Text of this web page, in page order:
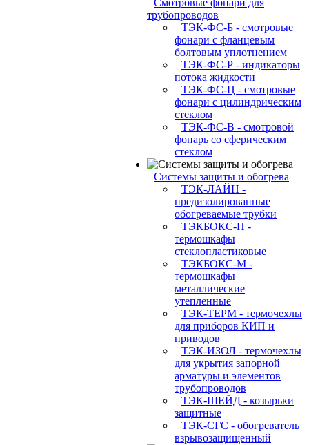
Смотровые фонари для
трубопроводов
ТЭК-ФС-Б - смотровые
фонари с фланцевым
болтовым уплотнением
ТЭК-ФС-Р - индикаторы
потока жидкости
ТЭК-ФС-Ц - смотровые
фонари с цилиндрическим
стеклом
ТЭК-ФС-В - смотровой
фонарь со сферическим
стеклом
Системы защиты и обогрева
ТЭК-ЛАЙН -
предизолированные
обогреваемые трубки
ТЭКБОКС-П -
термошкафы
стеклопластиковые
ТЭКБОКС-М -
термошкафы
металлические
утепленные
ТЭК-ТЕРМ - термочехлы
для приборов КИП и
приводов
ТЭК-ИЗОЛ - термочехлы
для укрытия запорной
арматуры и элементов
трубопроводов
ТЭК-ШЕЙД - козырьки
защитные
ТЭК-СГС - обогреватель
взрывозащищенный